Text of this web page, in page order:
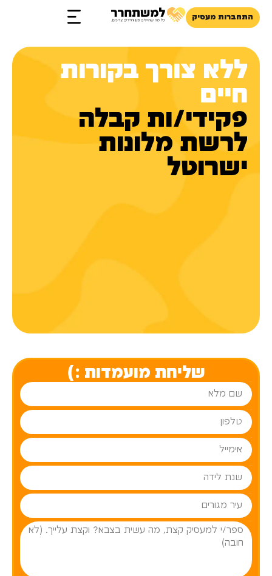
התחברות מעסיק
ללא צורך בקורות
חיים
פקידי/ות קבלה
לרשת מלונות
ישרוטל
שליחת מועמדות :)